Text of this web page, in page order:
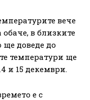
вече
в близките
ще доведе до
температури ще
и 15 декември.
е с